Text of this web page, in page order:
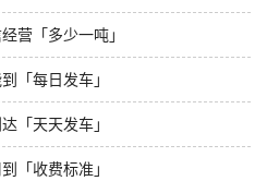
营「多少一吨」
「每日发车」
「天天发车」
「收费标准」